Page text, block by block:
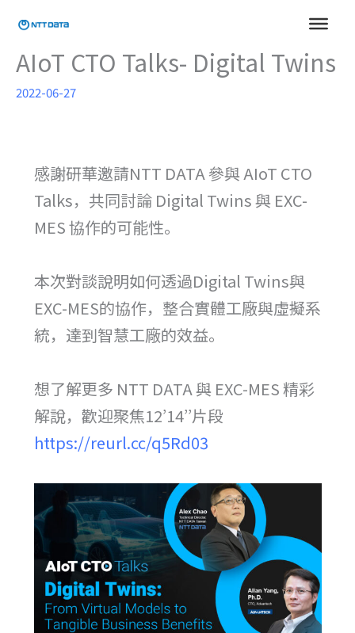
AIoT CTO Talks- Digital Twins
2022-06-27
感謝研華邀請NTT DATA 參與 AIoT CTO
Talks，共同討論 Digital Twins 與 EXC-
MES 協作的可能性。
本次對談說明如何透過Digital Twins與
EXC-MES的協作，整合實體工廠與虛擬系
統，達到智慧工廠的效益。
想了解更多 NTT DATA 與 EXC-MES 精彩
解說，歡迎聚焦12’14’’片段
https://reurl.cc/q5Rd03